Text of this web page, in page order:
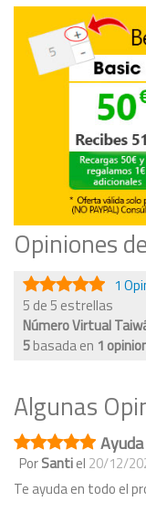
Opiniones
1
5 de 5 estrellas
Número Virtual
5basada en 1
Algunas
Ayuda
PorSantiel 20/12/
Te ayuda en todo el